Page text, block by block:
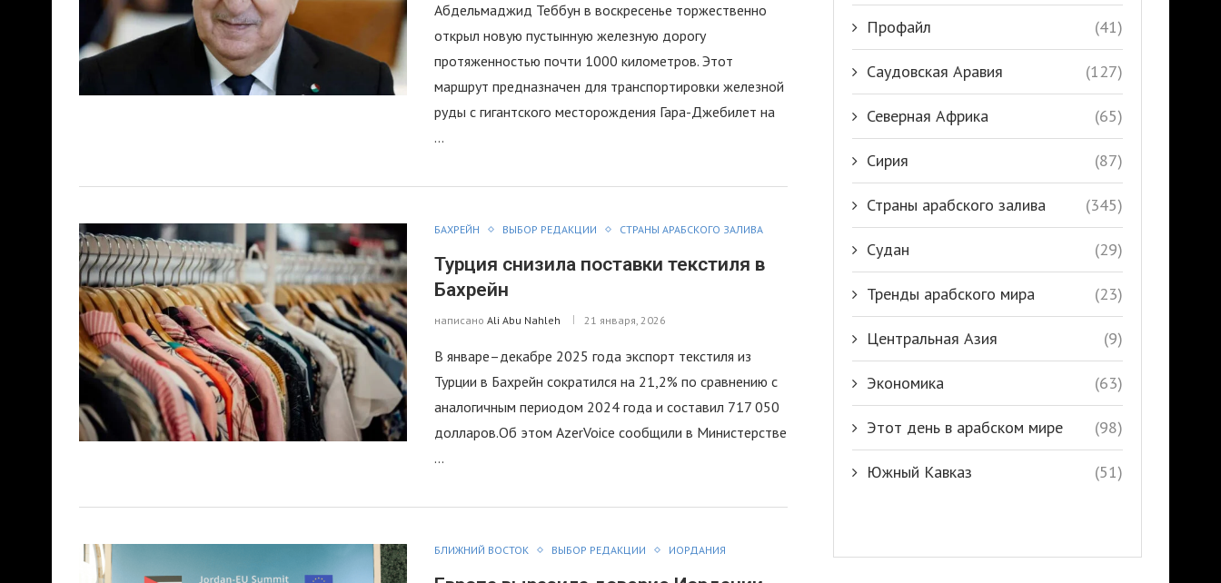
Абдельмаджид Теббун в воскресенье торжественно
открыл новую пустынную железную дорогу
протяженностью почти 1000 километров. Этот
маршрут предназначен для транспортировки железной
руды с гигантского месторождения Гара-Джебилет на
…
БАХРЕЙН ВЫБОР РЕДАКЦИИ СТРАНЫ АРАБСКОГО ЗАЛИВА
Турция снизила поставки текстиля в
Бахрейн
написано Ali Abu Nahleh 21 января, 2026
В январе–декабре 2025 года экспорт текстиля из
Турции в Бахрейн сократился на 21,2% по сравнению с
аналогичным периодом 2024 года и составил 717 050
долларов.Об этом AzerVoice сообщили в Министерстве
…
БЛИЖНИЙ ВОСТОК ВЫБОР РЕДАКЦИИ ИОРДАНИЯ
Профайл (41)
Саудовская Аравия (127)
Северная Африка (65)
Сирия (87)
Страны арабского залива (345)
Судан (29)
Тренды арабского мира (23)
Центральная Азия (9)
Экономика (63)
Этот день в арабском мире (98)
Южный Кавказ (51)